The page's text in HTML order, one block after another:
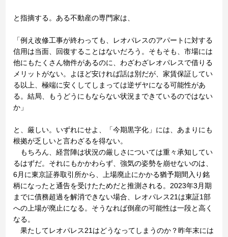
と指摘する。ある不動産の専門家は、
「例え改修工事が終わっても、レオパレスのアパートに対する
信用は当面、回復することはないだろう。そもそも、市場には
他にもたくさん物件があるのに、わざわざレオパレスで借りる
メリットがない。よほど安ければ話は別だが、家賃保証してい
る以上、極端に安くしてしまっては逆ザヤになる可能性があ
る。結局、もうどうにもならない状況まできているのではない
か」
と、厳しい。いずれにせよ、「今期黒字化」には、あまりにも
根拠が乏しいと言わざるを得ない。
もちろん、経営陣は状況の厳しさについては重々承知してい
るはずだ。それにもかかわらず、強気の姿勢を崩せないのは、
6月に東京証券取引所から、上場廃止にかかる猶予期間入り銘
柄になったと通告を受けたためだと推測される。2023年3月期
までに債務超過を解消できない場合、レオパレス21は東証1部
への上場が廃止になる。そうなれば倒産の可能性は一段と高く
なる。
果たしてレオパレス21はどうなってしまうのか？昨年末には